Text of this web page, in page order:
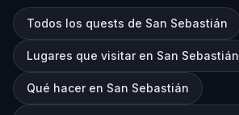
Todos los quests de San Sebastián
Lugares que visitar en San Sebastián
Qué hacer en San Sebastián